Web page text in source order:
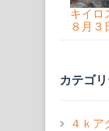
キイロ
８月
カテゴ
４ｋア